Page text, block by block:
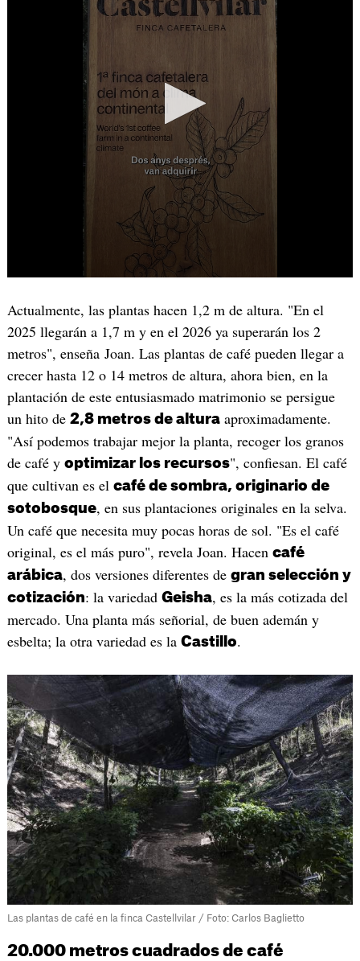
Actualmente, las plantas hacen 1,2 m de altura. "En el
2025 llegarán a 1,7 m y en el 2026 ya superarán los 2
metros", enseña Joan. Las plantas de café pueden llegar a
crecer hasta 12 o 14 metros de altura, ahora bien, en la
plantación de este entusiasmado matrimonio se persigue
un hito de 2,8 metros de alturaaproximadamente.
"Así podemos trabajar mejor la planta, recoger los granos
de café y optimizar los recursos", confiesan. El café
que cultivan es el café de sombra, originario de
sotobosque, en sus plantaciones originales en la selva.
Un café que necesita muy pocas horas de sol. "Es el café
original, es el más puro", revela Joan. Hacen café
arábica, dos versiones diferentes de gran selección y
cotización: la variedad Geisha, es la más cotizada del
mercado. Una planta más señorial, de buen ademán y
esbelta; la otra variedad es la Castillo.
Las plantas de café en la finca Castellvilar / Foto: Carlos Baglietto
20.000 metros cuadrados de café